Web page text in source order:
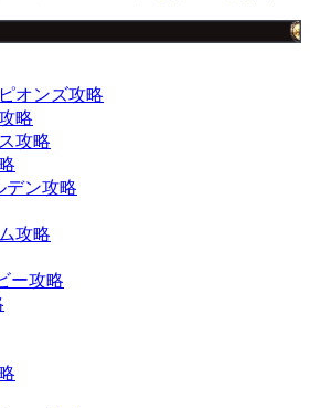
オンズ攻略
略
攻略
デン攻略
攻略
ー攻略